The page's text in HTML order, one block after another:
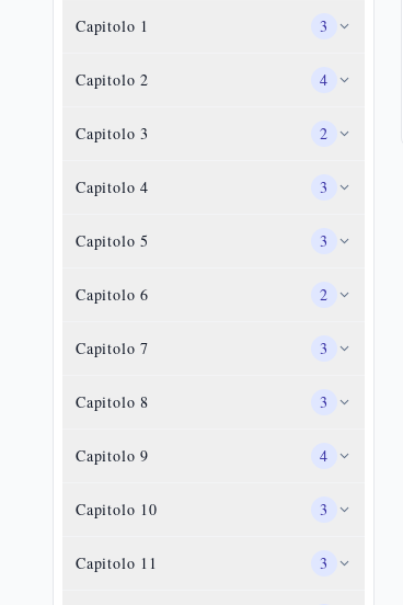
Capitolo 1 3
Capitolo2 4
Capitolo3 2
Capitolo4 3
Capitolo5 3
Capitolo6 2
Capitolo7 3
Capitolo8 3
Capitolo9 4
Capitolo 10 3
Capitolo 11 3